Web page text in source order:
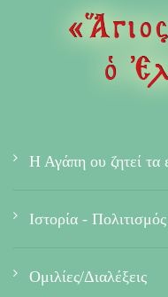
Η Αγάπη ου ζητεί τα
Ιστορία - Πολιτισμός
Ομιλίες/Διαλέξεις